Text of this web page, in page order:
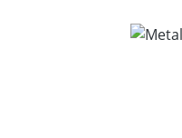
Bildergalerie